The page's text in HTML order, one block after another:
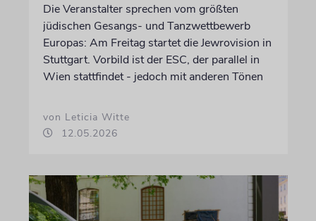
Die Veranstalter sprechen vom größten
jüdischen Gesangs- und Tanzwettbewerb
Europas: Am Freitag startet die Jewrovision in
Stuttgart. Vorbild ist der ESC, der parallel in
Wien stattfindet - jedoch mit anderen Tönen
von Leticia Witte
12.05.2026